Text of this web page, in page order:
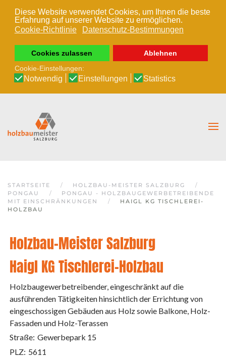
Diese Website verwendet Cookies, um Ihnen die beste
Erfahrung auf unserer Website zu ermöglichen.
Cookie-Richtlinie
Datenschutz-Bestimmungen
Cookies zulassen
Ablehnen
Cookie-Einstellungen:
Notwendig Einstellungen Statistics
Zum Hauptinhalt springen
STARTSEITE
HOLZBAU-MEISTER SALZBURG
PONGAU
PONGAU - HOLZBAUGEWERBETREIBENDE
MIT EINSCHRÄNKUNGEN
HAIGL KG TISCHLEREI-
HOLZBAU
Holzbau-Meister Salzburg
Haigl KG Tischlerei-Holzbau
Holzbaugewerbetreibender, eingeschränkt auf die
ausführenden Tätigkeiten hinsichtlich der Errichtung von
eingeschossigen Gebäuden aus Holz sowie Balkone, Holz-
Fassaden und Holz-Terassen
Straße: Gewerbepark 15
PLZ: 5611